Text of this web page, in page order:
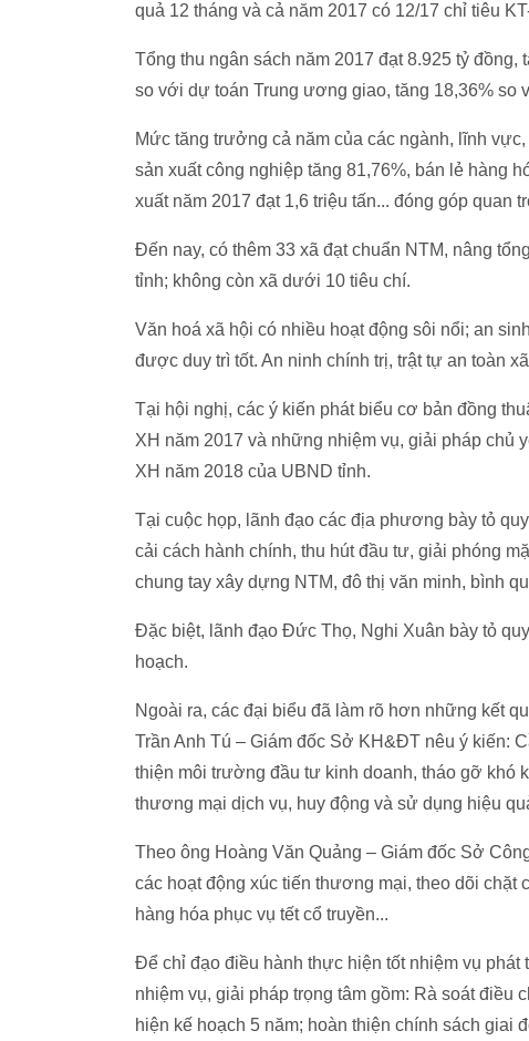
quả 12 tháng và cả năm 2017 có 12/17 chỉ tiêu
Tổng thu ngân sách năm 2017 đạt 8.925 tỷ
so với dự toán Trung ương giao, tăng 18,36% so
Mức tăng trưởng cả năm của các ngành, lĩnh
sản xuất công nghiệp tăng 81,76%, bán lẻ hàng
xuất năm 2017 đạt 1,6 triệu tấn... đóng góp quan
Đến nay, có thêm 33 xã đạt chuẩn NTM, nâng
tỉnh; không còn xã dưới 10 tiêu chí.
Văn hoá xã hội có nhiều hoạt động sôi nổi; an
được duy trì tốt. An ninh chính trị, trật tự an toàn
Tại hội nghị, các ý kiến phát biểu cơ bản đồng
XH năm 2017 và những nhiệm vụ, giải pháp chủ
XH năm 2018 của UBND tỉnh.
Tại cuộc họp, lãnh đạo các địa phương bày tỏ
cải cách hành chính, thu hút đầu tư, giải phóng
chung tay xây dựng NTM, đô thị văn minh, bình
Đặc biệt, lãnh đạo Đức Thọ, Nghi Xuân bày tỏ
hoạch.
Ngoài ra, các đại biểu đã làm rõ hơn những kết
Trần Anh Tú – Giám đốc Sở KH&ĐT nêu ý kiến:
thiện môi trường đầu tư kinh doanh, tháo gỡ khó
thương mại dịch vụ, huy động và sử dụng hiệu
Theo ông Hoàng Văn Quảng – Giám đốc Sở
các hoạt động xúc tiến thương mại, theo dõi
hàng hóa phục vụ tết cổ truyền...
Để chỉ đạo điều hành thực hiện tốt nhiệm vụ
nhiệm vụ, giải pháp trọng tâm gồm: Rà soát điều
hiện kế hoạch 5 năm; hoàn thiện chính sách giai